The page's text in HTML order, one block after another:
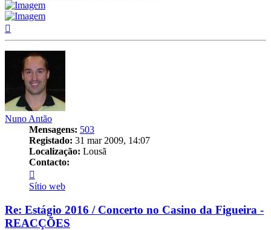
Nuno Antão
Mensagens: 503
Registado: 31 mar 2009, 14:07
Localização: Lousã
Contacto:
Nuno
Antão
Sítio web
Re: Estágio 2016 / Concerto no Casino da Figueira -
REACÇÕES